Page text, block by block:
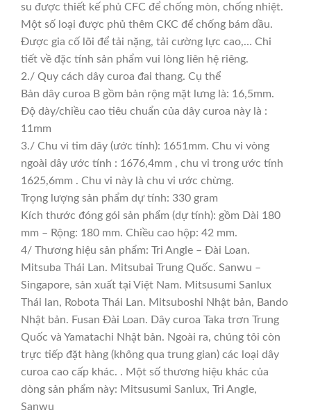
su được thiết kế phủ CFC để chống mòn, chống nhiệt.
Một số loại được phủ thêm CKC để chống bám dầu.
Được gia cố lõi để tải nặng, tải cường lực cao,… Chi
tiết về đặc tính sản phẩm vui lòng liên hệ riêng.
2./ Quy cách dây curoa đai thang. Cụ thể
Bản dây curoa B gồm bản rộng mặt lưng là: 16,5mm.
Độ dày/chiều cao tiêu chuẩn của dây curoa này là :
11mm
3./ Chu vi tim dây (ước tính): 1651mm. Chu vi vòng
ngoài dây ước tính : 1676,4mm , chu vi trong ước tính
1625,6mm . Chu vi này là chu vi ước chừng.
Trọng lượng sản phẩm dự tính: 330 gram
Kích thước đóng gói sản phẩm (dự tính): gồm Dài 180
mm – Rộng: 180 mm. Chiều cao hộp: 42 mm.
4/ Thương hiệu sản phẩm: Tri Angle – Đài Loan.
Mitsuba Thái Lan. Mitsubai Trung Quốc. Sanwu –
Singapore, sản xuất tại Việt Nam. Mitsusumi Sanlux
Thái lan, Robota Thái Lan. Mitsuboshi Nhật bản, Bando
Nhật bản. Fusan Đài Loan. Dây curoa Taka trơn Trung
Quốc và Yamatachi Nhật bản. Ngoài ra, chúng tôi còn
trực tiếp đặt hàng (không qua trung gian) các loại dây
curoa cao cấp khác. . Một số thương hiệu khác của
dòng sản phẩm này: Mitsusumi Sanlux, Tri Angle,
Sanwu